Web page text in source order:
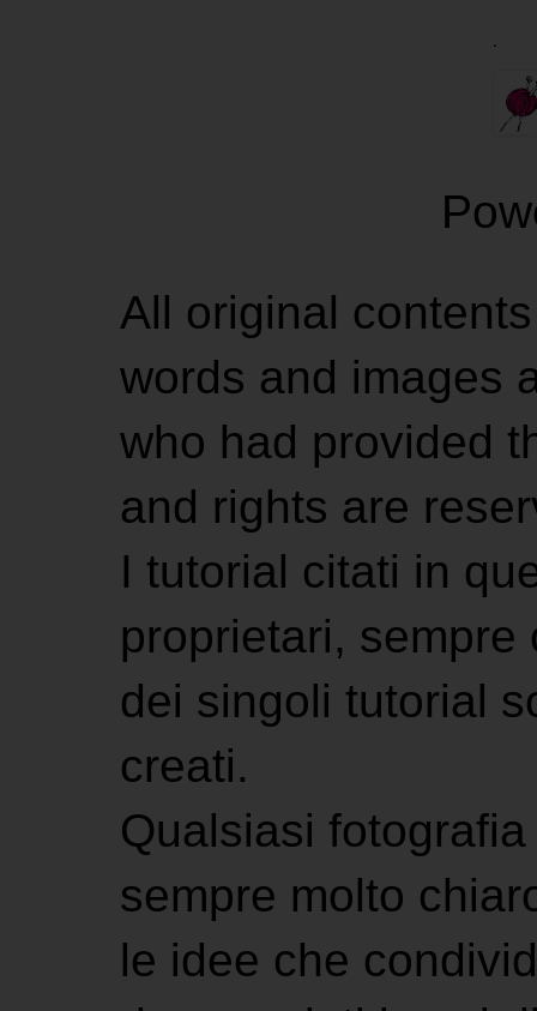
.
All original
words and images
who had provided
and rights are
I tutorial citati in
proprietari,
dei singoli tutorial
creati.
Qualsiasi
sempre molto
le idee che